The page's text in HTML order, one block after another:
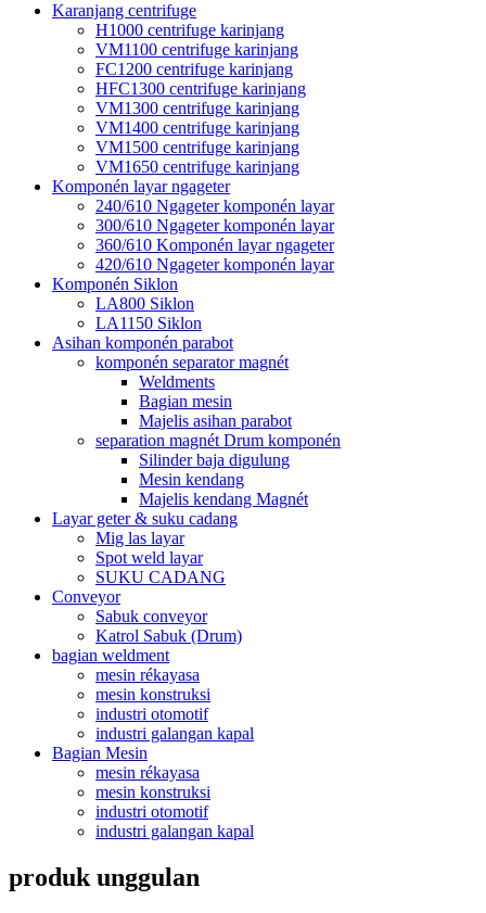
Karanjang centrifuge
H1000 centrifuge karinjang
VM1100 centrifuge karinjang
FC1200 centrifuge karinjang
HFC1300 centrifuge karinjang
VM1300 centrifuge karinjang
VM1400 centrifuge karinjang
VM1500 centrifuge karinjang
VM1650 centrifuge karinjang
Komponén layar ngageter
240/610 Ngageter komponén layar
300/610 Ngageter komponén layar
360/610 Komponén layar ngageter
420/610 Ngageter komponén layar
Komponén Siklon
LA800 Siklon
LA1150 Siklon
Asihan komponén parabot
komponén separator magnét
Weldments
Bagian mesin
Majelis asihan parabot
separation magnét Drum komponén
Silinder baja digulung
Mesin kendang
Majelis kendang Magnét
Layar geter & suku cadang
Mig las layar
Spot weld layar
SUKU CADANG
Conveyor
Sabuk conveyor
Katrol Sabuk (Drum)
bagian weldment
mesin rékayasa
mesin konstruksi
industri otomotif
industri galangan kapal
Bagian Mesin
mesin rékayasa
mesin konstruksi
industri otomotif
industri galangan kapal
produk unggulan